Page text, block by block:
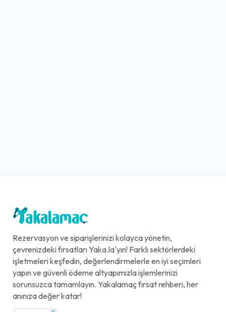
Rezervasyon ve siparişlerinizi kolayca yönetin,
çevrenizdeki fırsatları Yaka.la'yın! Farklı sektörlerdeki
işletmeleri keşfedin, değerlendirmelerle en iyi seçimleri
yapın ve güvenli ödeme altyapımızla işlemlerinizi
sorunsuzca tamamlayın. Yakalamaç fırsat rehberi, her
anınıza değer katar!